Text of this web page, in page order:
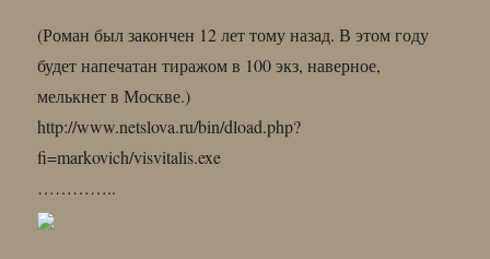
(Роман был закончен 12 лет тому назад. В этом году
будет напечатан тиражом в 100 экз, наверное,
мелькнет в Москве.)
http://www.netslova.ru/bin/dload.php?
fi=markovich/visvitalis.exe
…………..